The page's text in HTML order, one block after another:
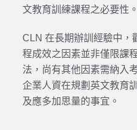
文教育訓練課程之必要性。
CLN 在長期辦訓經驗中，
程成效之因素並非僅限課
法，尚有其他因素需納入
企業人資在規劃英文教育
及應多加思量的事宜。